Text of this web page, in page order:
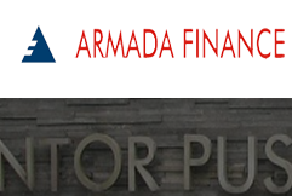
content